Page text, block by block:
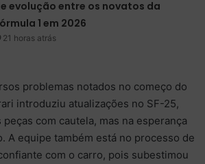
evolução entre os novatos da
1 em 2026
21 horas atrás
problemas notados no começo do
introduziu atualizações no SF-25,
com cautela, mas na esperança
A equipe também está no processo de
com o carro, pois subestimou